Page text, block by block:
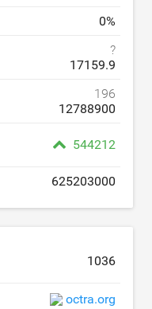
0%
?
17159.9
196
12788900
544212
625203000
1036
octra.org